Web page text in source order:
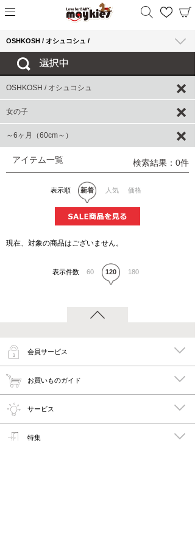
OSHKOSH / オシュコシュ /
OSHKOSH / オシュコシュ
女の子
～6ヶ月（60cm～）
アイテム一覧 検索結果：0件
表示順 新着 人気 価格
現在、対象の商品はございません。
表示件数 60 120 180
会員サービス
お買いものガイド
サービス
特集